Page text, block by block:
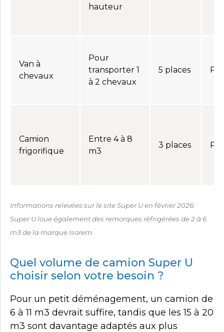
hauteur
Van à
chevaux
Pour
transporter 1
à 2 chevaux
5 places
Camion
frigorifique
Entre 4 à 8
m3
3 places
Informations relevées sur le site Super U en février 2026.
Super U loue également des remorques réfrigérées de 2 à 6
m3 de la marque Isorem.
Quel volume de camion Super U
choisir selon votre besoin ?
Pour un petit déménagement, un camion de
6 à 11 m3 devrait suffire, tandis que les 15 à 20
m3 sont davantage adaptés aux plus